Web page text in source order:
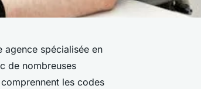
spécialisée en
de nombreuses
les codes